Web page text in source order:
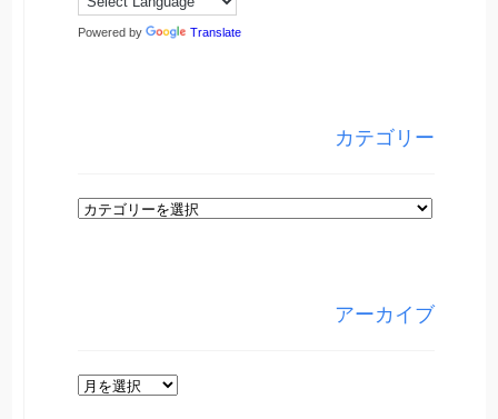
Powered by Translate
カテゴリー
カ
アーカイブ
ア